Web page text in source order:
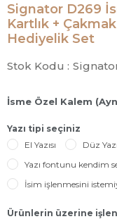
Signator D269
Kartlık +
Hediyelik Set
Stok Kodu :
İsme Özel Kalem
Yazı tipi seçiniz
El Yazısı
Düz Yazı
Yazı fontunu kendim
İsim işlenmesini
Ürünlerin üzerine